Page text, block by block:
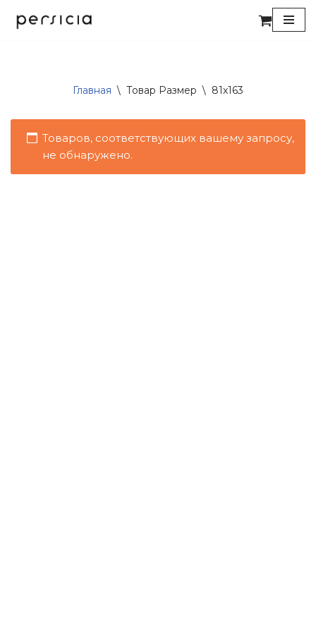
Главная \ Товар Размер \ 81x163
Товаров, соответствующих вашему запросу,
не обнаружено.